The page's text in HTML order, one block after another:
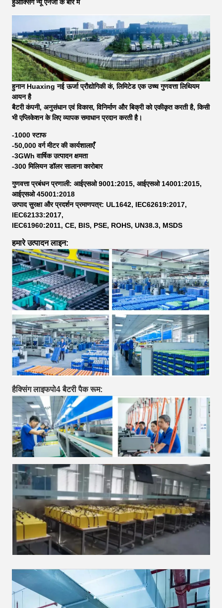
हुआक्सिंग न्यू एनर्जी के बारे में
हुनान Huaxing नई ऊर्जा प्रौद्योगिकी कं, लिमिटेड एक उच्च गुणवत्ता लिथियम
आयन है
बैटरी कंपनी, अनुसंधान एवं विकास, विनिर्माण और बिक्री को एकीकृत करती है, किसी
भी एप्लिकेशन के लिए व्यापक समाधान प्रदान करती है।
-1000 स्टाफ
-50,000 वर्ग मीटर की कार्यशालाएँ
-3GWh वार्षिक उत्पादन क्षमता
-300 मिलियन डॉलर सालाना कारोबार
गुणवत्ता प्रबंधन प्रणाली: आईएसओ 9001:2015, आईएसओ 14001:2015,
आईएसओ 45001:2018
उत्पाद सुरक्षा और प्रदर्शन प्रमाणपत्र: UL1642, IEC62619:2017,
IEC62133:2017,
IEC61960:2011, CE, BIS, PSE, ROHS, UN38.3, MSDS
हमारे उत्पादन लाइन:
हैक्सिंग लाइफपो4 बैटरी पैक रूम: